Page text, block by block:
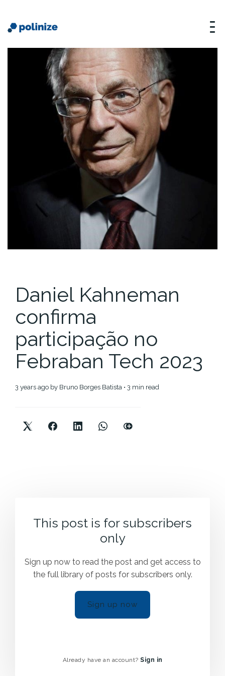
Daniel Kahneman
confirma
participação no
Febraban Tech 2023
3 years ago by Bruno Borges Batista • 3 min read
This post is for subscribers
only
Sign up now to read the post and get access to
the full library of posts for subscribers only.
Sign up now
Already have an account? Sign in